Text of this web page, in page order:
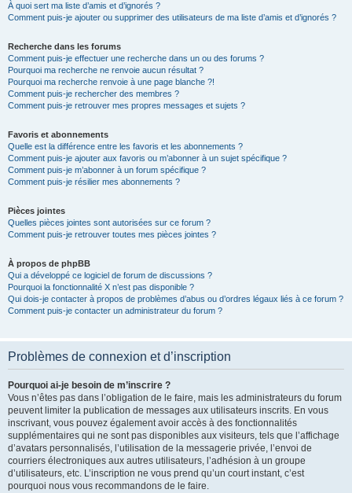
À quoi sert ma liste d’amis et d’ignorés ?
Comment puis-je ajouter ou supprimer des utilisateurs de ma liste d’amis et d’ignorés ?
Recherche dans les forums
Comment puis-je effectuer une recherche dans un ou des forums ?
Pourquoi ma recherche ne renvoie aucun résultat ?
Pourquoi ma recherche renvoie à une page blanche ?!
Comment puis-je rechercher des membres ?
Comment puis-je retrouver mes propres messages et sujets ?
Favoris et abonnements
Quelle est la différence entre les favoris et les abonnements ?
Comment puis-je ajouter aux favoris ou m’abonner à un sujet spécifique ?
Comment puis-je m’abonner à un forum spécifique ?
Comment puis-je résilier mes abonnements ?
Pièces jointes
Quelles pièces jointes sont autorisées sur ce forum ?
Comment puis-je retrouver toutes mes pièces jointes ?
À propos de phpBB
Qui a développé ce logiciel de forum de discussions ?
Pourquoi la fonctionnalité X n’est pas disponible ?
Qui dois-je contacter à propos de problèmes d’abus ou d’ordres légaux liés à ce forum ?
Comment puis-je contacter un administrateur du forum ?
Problèmes de connexion et d’inscription
Pourquoi ai-je besoin de m’inscrire ?
Vous n’êtes pas dans l’obligation de le faire, mais les administrateurs du forum
peuvent limiter la publication de messages aux utilisateurs inscrits. En vous
inscrivant, vous pouvez également avoir accès à des fonctionnalités
supplémentaires qui ne sont pas disponibles aux visiteurs, tels que l’affichage
d’avatars personnalisés, l’utilisation de la messagerie privée, l’envoi de
courriers électroniques aux autres utilisateurs, l’adhésion à un groupe
d’utilisateurs, etc. L’inscription ne vous prend qu’un court instant, c’est
pourquoi nous vous recommandons de le faire.